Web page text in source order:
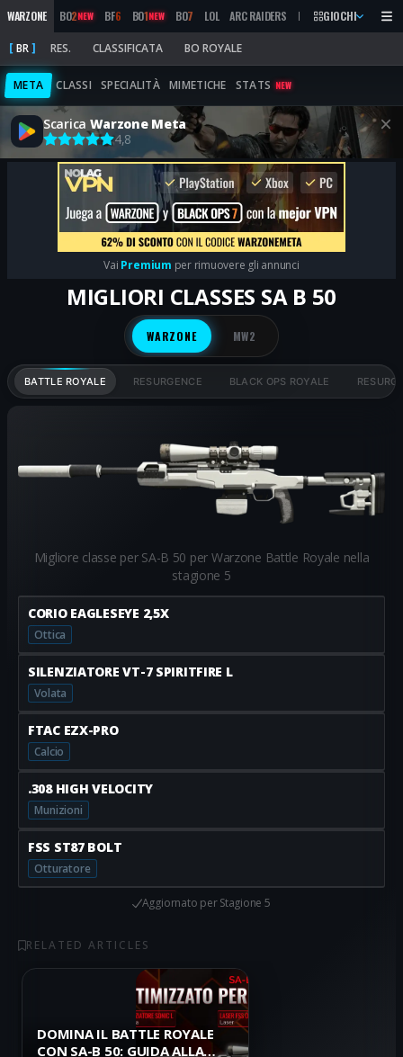
WARZONE BO2NEW BF6 BO1NEW BO7 LOL ARC RAIDERS MW 2019 MARATHON
GIOCHI
BR RES. CLASSIFICATA BO ROYALE
META CLASSI SPECIALITÀ MIMETICHE STATS NEW
Scarica Warzone Meta
4,8
Vai Premium per rimuovere gli annunci
MIGLIORI CLASSES SA B 50
WARZONE MW2
BATTLE ROYALE RESURGENCE BLACK OPS ROYALE
Migliore classe per SA-B 50 per Warzone Battle Royale nella
stagione 5
CORIO EAGLESEYE 2,5X
Ottica
SILENZIATORE VT-7 SPIRITFIRE L
Volata
FTAC EZX-PRO
Calcio
.308 HIGH VELOCITY
Munizioni
FSS ST87 BOLT
Otturatore
Aggiornato perStagione 5
RELATED ARTICLES
DOMINA IL BATTLE ROYALE
CON SA-B 50: GUIDA ALLA